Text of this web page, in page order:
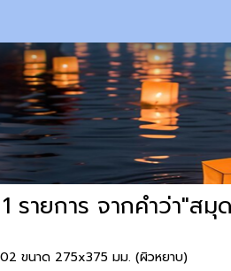
รายการ จากคำว่า"ส
ขนาด 275x375 มม. (ผิวหยาบ)